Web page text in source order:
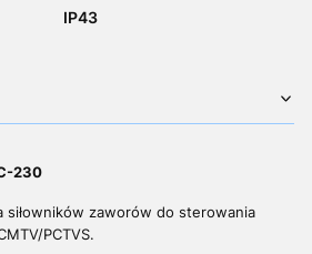
IP43
230
siłowników zaworów do sterowania
PCTVS.